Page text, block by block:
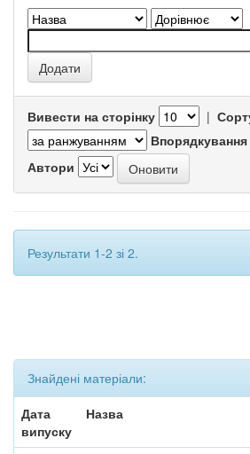
Вивести на сторінку |
Впорядкування
Автори
Результати 1-2 зі 2.
Знайдені матеріали:
Дата
випуску
Назва